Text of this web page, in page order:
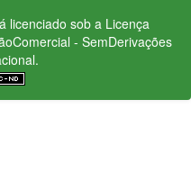
licenciado sob a Licença
- SemDerivações